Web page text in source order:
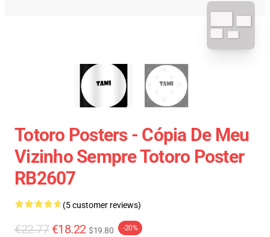
Totoro Posters - Cópia De Meu
Vizinho Sempre Totoro Poster
RB2607
(5 customer reviews)
€22.77 €18.22 $19.80 -20%